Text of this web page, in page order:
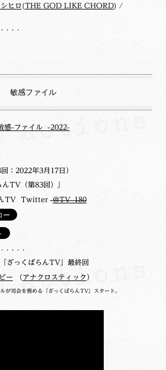
ヒロ (THE GOD LIKE CHORD) /
・・・
敏感ファイル
感-ファイル -2022-
回：2022年3月17日）
んTV（第83回）』
んTV Twitter @TV_180
・・・・
ざっくばらんTV』最終回
ー （ アナクロスティック ）
司会を務める『ざっくばらんTV』スタート。